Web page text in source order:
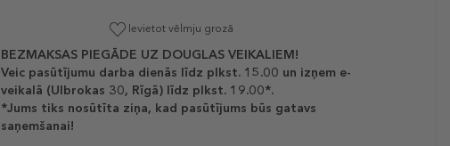
Ievietot vēlmju grozā
BEZMAKSAS PIEGĀDE UZ DOUGLAS VEIKALIEM!
Veic pasūtījumu darba dienās līdz plkst. 15.00 un izņem e-
veikalā (Ulbrokas 30, Rīgā) līdz plkst. 19.00*.
*Jums tiks nosūtīta ziņa, kad pasūtījums būs gatavs
saņemšanai!